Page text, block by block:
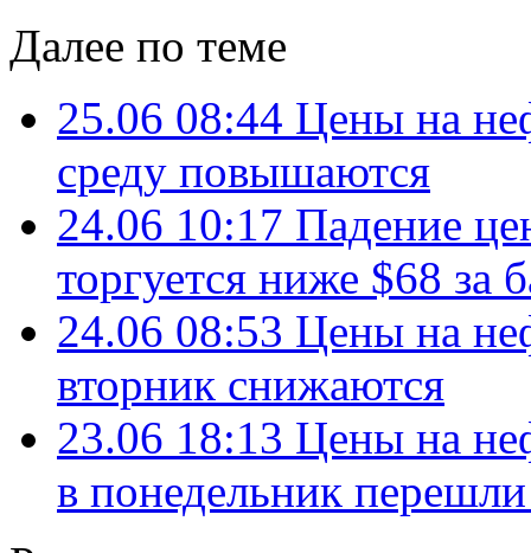
Далее по теме
25.06 08:44 Цены на
среду повышаются
24.06 10:17 Падение
торгуется ниже $68 за
24.06 08:53 Цены на
вторник снижаются
23.06 18:13 Цены на
в понедельник